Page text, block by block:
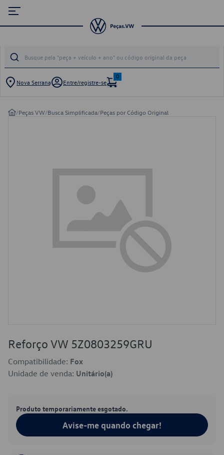
Nova Serrana Entre/registre-se
0
/Peças VW/Busca Simplificada/Peças por Código Original
Reforço VW 5Z0803259GRU
Compatibilidade: Fox
Unidade de venda: Unitário(a)
Produto temporariamente esgotado.
Avise-me quando chegar!